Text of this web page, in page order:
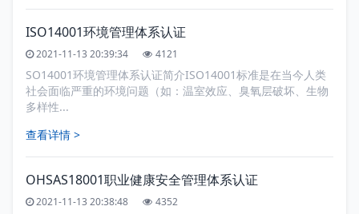
ISO14001环境管理体系认证
2021-11-13 20:39:34 4121
SO14001环境管理体系认证简介ISO14001标准是在当今人类
社会面临严重的环境问题（如：温室效应、臭氧层破坏、生物
多样性...
查看详情 >
OHSAS18001职业健康安全管理体系认证
2021-11-13 20:38:48 4352